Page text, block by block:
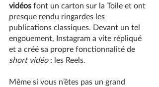
vidéos font un carton sur la Toile et ont
presque rendu ringardes les
publications classiques. Devant un tel
engouement, Instagram a vite répliqué
et a créé sa propre fonctionnalité de
short vidéo : les Reels.
Même si vous n’êtes pas un grand